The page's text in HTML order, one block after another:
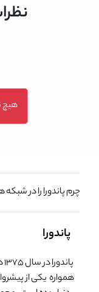
هیچ
چرم پاندورا را در
پاندورا
همواره یکی از